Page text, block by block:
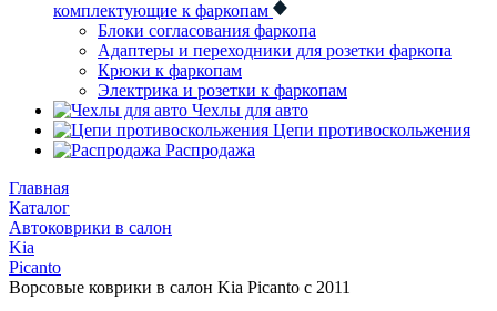
комплектующие к фаркопам
Блоки согласования фаркопа
Адаптеры и переходники для розетки фаркопа
Крюки к фаркопам
Электрика и розетки к фаркопам
Чехлы для авто
Цепи противоскольжения
Распродажа
Главная
Каталог
Автоковрики в салон
Kia
Picanto
Ворсовые коврики в салон Kia Picanto с 2011